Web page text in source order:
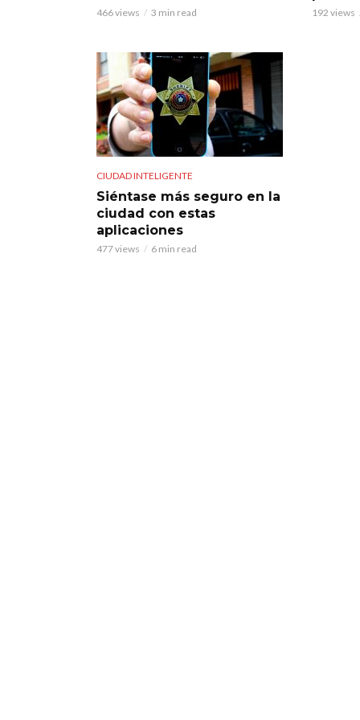
466 views 3 min read 192 views
CIUDAD INTELIGENTE
Siéntase más seguro en la
ciudad con estas
aplicaciones
477 views 6 min read